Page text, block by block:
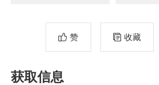
赞 收藏
获取信息